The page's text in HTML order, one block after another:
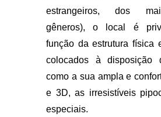
estrangeiros, dos
gêneros), o local é
função da estrutura física
colocados à disposição
como a sua ampla e
e 3D, as irresistíveis
especiais.